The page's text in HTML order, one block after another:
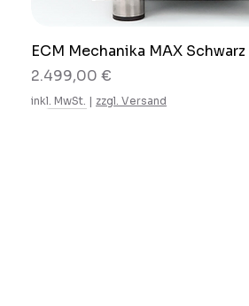
ECM Mechanika MAX
Preis
2.499,00 €
inkl. MwSt. | zzgl. Versand